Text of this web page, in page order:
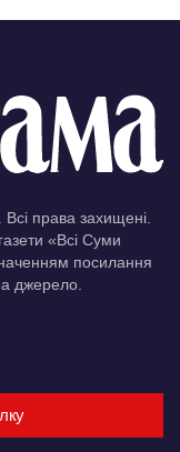
права захищені.
«Всі Суми
посилання
джерело.